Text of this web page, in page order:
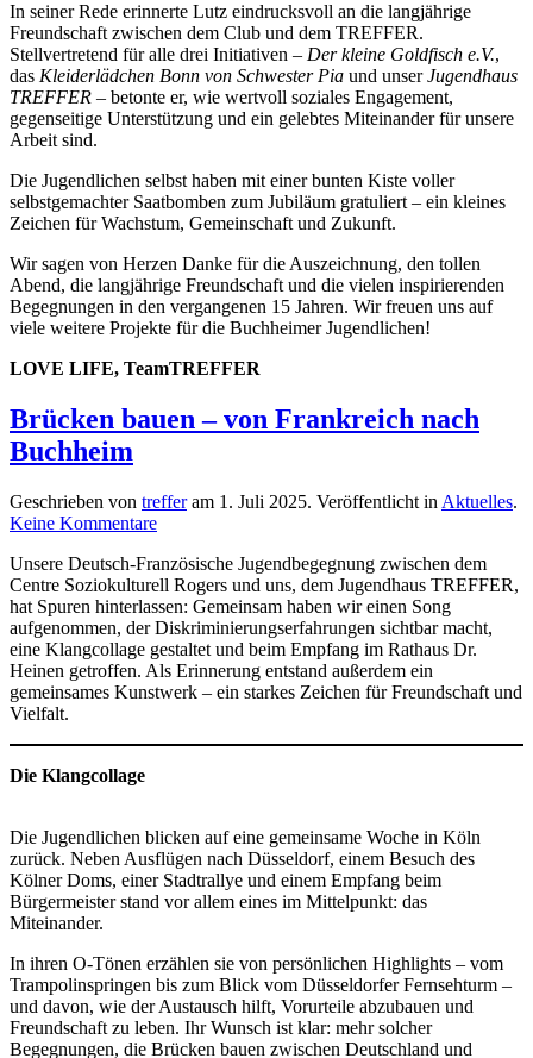
In seiner Rede erinnerte Lutz eindrucksvoll an die langjährige
Freundschaft zwischen dem Club und dem TREFFER.
Stellvertretend für alle drei Initiativen – Der kleine Goldfisch e.V.,
das Kleiderlädchen Bonn von Schwester Pia und unserJugendhaus
TREFFER – betonte er, wie wertvoll soziales Engagement,
gegenseitige Unterstützung und ein gelebtes Miteinander für unsere
Arbeit sind.
Die Jugendlichen selbst haben mit einer bunten Kiste voller
selbstgemachter Saatbomben zum Jubiläum gratuliert – ein kleines
Zeichen für Wachstum, Gemeinschaft und Zukunft.
Wir sagen von Herzen Danke für die Auszeichnung, den tollen
Abend, die langjährige Freundschaft und die vielen inspirierenden
Begegnungen in den vergangenen 15 Jahren. Wir freuen uns auf
viele weitere Projekte für die Buchheimer Jugendlichen!
LOVE LIFE, TeamTREFFER
Brücken bauen – von Frankreich nach
Buchheim
Geschrieben von trefferam 1. Juli 2025. Veröffentlicht in Aktuelles.
Keine Kommentarezu
bauen
–
von
Frankreich
nach
Buchheim
Unsere Deutsch-Französische Jugendbegegnung zwischen dem
Centre Soziokulturell Rogers und uns, dem Jugendhaus TREFFER,
hat Spuren hinterlassen: Gemeinsam haben wir einen Song
aufgenommen, der Diskriminierungserfahrungen sichtbar macht,
eine Klangcollage gestaltet und beim Empfang im Rathaus Dr.
Heinen getroffen. Als Erinnerung entstand außerdem ein
gemeinsames Kunstwerk – ein starkes Zeichen für Freundschaft und
Vielfalt.
Die Klangcollage
Die Jugendlichen blicken auf eine gemeinsame Woche in Köln
zurück. Neben Ausflügen nach Düsseldorf, einem Besuch des
Kölner Doms, einer Stadtrallye und einem Empfang beim
Bürgermeister stand vor allem eines im Mittelpunkt: das
Miteinander.
In ihren O-Tönen erzählen sie von persönlichen Highlights – vom
Trampolinspringen bis zum Blick vom Düsseldorfer Fernsehturm –
und davon, wie der Austausch hilft, Vorurteile abzubauen und
Freundschaft zu leben. Ihr Wunsch ist klar: mehr solcher
Begegnungen, die Brücken bauen zwischen Deutschland und